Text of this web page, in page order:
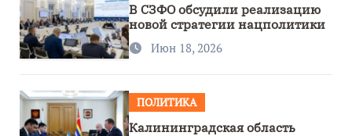
В СЗФО обсудили реализацию
новой стратегии нацполитики
Июн 18, 2026
ПОЛИТИКА
Калининградская область